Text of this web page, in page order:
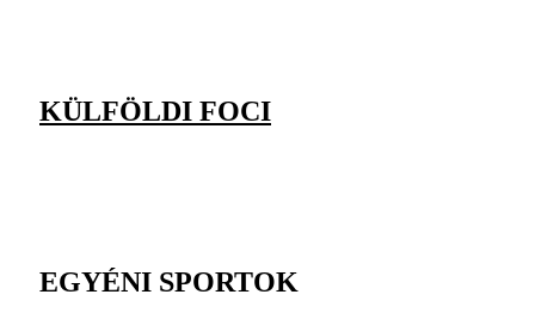
KÜLFÖLDI FOCI
EGYÉNI SPORTOK